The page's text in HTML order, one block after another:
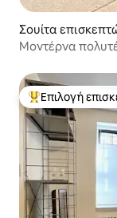
Σουίτα
Μοντέρνα
Κορυφαία
Επιλογή